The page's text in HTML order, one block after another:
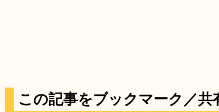
この記事をブックマーク／共